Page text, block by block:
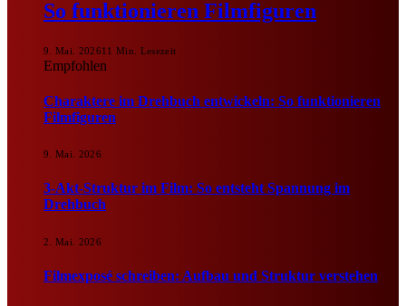
So funktionieren Filmfiguren
9. Mai. 202611 Min. Lesezeit
Empfohlen
Charaktere im Drehbuch entwickeln: So funktionieren
Filmfiguren
9. Mai. 2026
3-Akt-Struktur im Film: So entsteht Spannung im
Drehbuch
2. Mai. 2026
Filmexposé schreiben: Aufbau und Struktur verstehen